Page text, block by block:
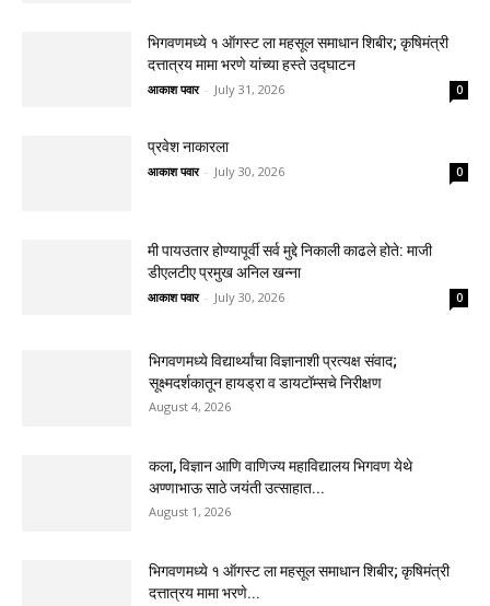
भिगवणमध्ये १ ऑगस्ट ला महसूल समाधान शिबीर; कृषिमंत्री
दत्तात्रय मामा भरणे यांच्या हस्ते उद्घाटन
आकाश पवार - July 31, 2026 0
प्रवेश नाकारला
आकाश पवार - July 30, 2026 0
मी पायउतार होण्यापूर्वी सर्व मुद्दे निकाली काढले होते: माजी
डीएलटीए प्रमुख अनिल खन्ना
आकाश पवार - July 30, 2026 0
भिगवणमध्ये विद्यार्थ्यांचा विज्ञानाशी प्रत्यक्ष संवाद;
सूक्ष्मदर्शकातून हायड्रा व डायटॉम्सचे निरीक्षण
August 4, 2026
कला, विज्ञान आणि वाणिज्य महाविद्यालय भिगवण येथे
अण्णाभाऊ साठे जयंती उत्साहात...
August 1, 2026
भिगवणमध्ये १ ऑगस्ट ला महसूल समाधान शिबीर; कृषिमंत्री
दत्तात्रय मामा भरणे...